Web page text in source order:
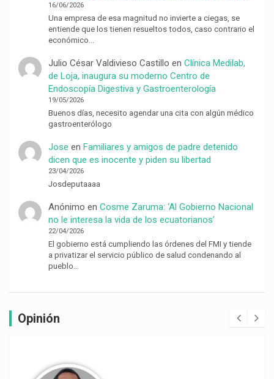
16/06/2026
Una empresa de esa magnitud no invierte a ciegas, se
entiende que los tienen resueltos todos, caso contrario el
económico…
Julio César Valdivieso Castillo en Clínica Medilab,
de Loja, inaugura su moderno Centro de
Endoscopía Digestiva y Gastroenterología
19/05/2026
Buenos días, necesito agendar una cita con algún médico
gastroenterólogo
Jose en Familiares y amigos de padre detenido
dicen que es inocente y piden su libertad
23/04/2026
Josdeputaaaa
Anónimo en Cosme Zaruma: ‘Al Gobierno Nacional
no le interesa la vida de los ecuatorianos’
22/04/2026
El gobierno está cumpliendo las órdenes del FMI y tiende
a privatizar el servicio público de salud condenando al
pueblo…
Opinión